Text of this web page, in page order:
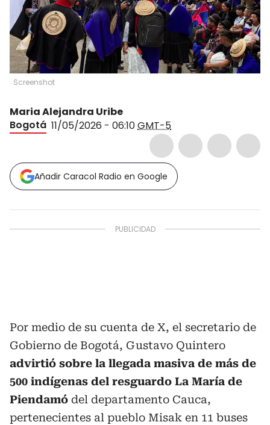
Screenshot
Maria Alejandra Uribe
Bogotá 11/05/2026 - 06:10GMT-5
Añadir Caracol Radio en Google
Por medio de su cuenta de X, el secretario de
Gobierno de Bogotá, Gustavo Quintero
advirtió sobre la llegada masiva de más de
500 indígenas del resguardo La María de
Piendamó del departamento Cauca,
pertenecientes al pueblo Misak en 11 buses